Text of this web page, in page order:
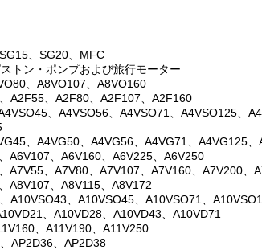
、SG20、MFC
トン・ポンプおよび旅行モーター
、A8VO107、A8VO160
A2F55、A2F80、A2F107、A2F160
、A4VSO56、A4VSO71、A4VSO125、
、A4VG50、A4VG56、A4VG71、A4VG125
A6V107、A6V160、A6V225、A6V250
A7V55、A7V80、A7V107、A7V160、A7V200、
A8V107、A8V115、A8V172
A10VSO43、A10VSO45、A10VSO71、
、A10VD28、A10VD43、A10VD71
、A11V190、A11V250
AP2D36、AP2D38